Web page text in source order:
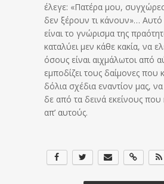
έλεγε: «Πατέρα μου,
δεν ξέρουν τι κάνουν»…
είναι το γνώρισμα της
καταλύει μεν κάθε κακία, να
όσους είναι αιχμάλωτοι από
εμποδίζει τους δαίμονες που
δόλια σχέδια εναντίον μας,
δε από τα δεινά εκείνους που
απ’ αυτούς.